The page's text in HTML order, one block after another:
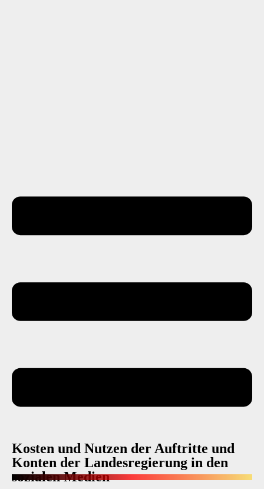
Kosten und Nutzen der Auftritte und
Konten der Landesregierung in den
sozialen Medien